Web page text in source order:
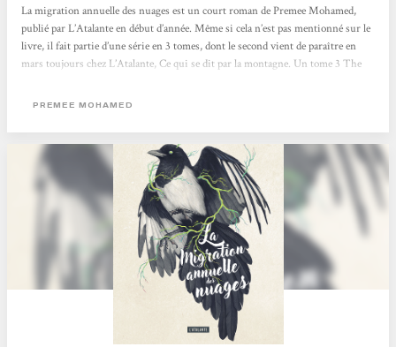
La migration annuelle des nuages est un court roman de Premee Mohamed,
publié par L’Atalante en début d’année. Même si cela n’est pas mentionné sur le
livre, il fait partie d’une série en 3 tomes, dont le second vient de paraître en
mars toujours chez L’Atalante, Ce qui se dit par la montagne. Un tome 3 The
française est signée Marie Surgers. Futur proche, dans un monde post-
petites communautés en autarcie. L’extérieur est un...
PREMEE MOHAMED